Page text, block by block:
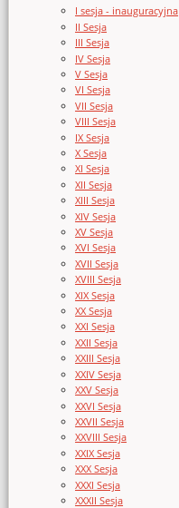
I sesja - inauguracyjna
II Sesja
III Sesja
IV Sesja
V Sesja
VI Sesja
VII Sesja
VIII Sesja
IX Sesja
X Sesja
XI Sesja
XII Sesja
XIII Sesja
XIV Sesja
XV Sesja
XVI Sesja
XVII Sesja
XVIII Sesja
XIX Sesja
XX Sesja
XXI Sesja
XXII Sesja
XXIII Sesja
XXIV Sesja
XXV Sesja
XXVI Sesja
XXVII Sesja
XXVIII Sesja
XXIX Sesja
XXX Sesja
XXXI Sesja
XXXII Sesja